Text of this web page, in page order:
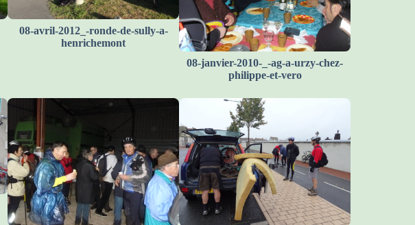
08-avril-2012_-ronde-de-sully-a-
henrichemont
08-janvier-2010-_-ag-a-urzy-chez-
philippe-et-vero